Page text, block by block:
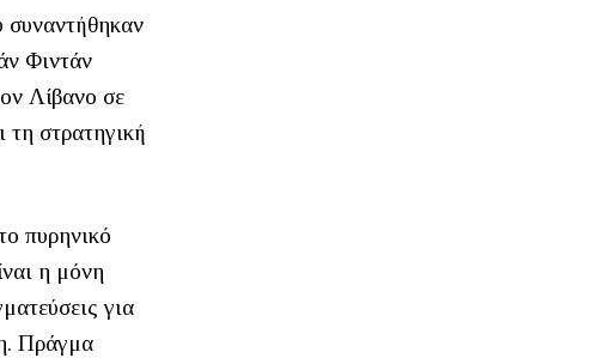
συναντήθηκαν
Φιντάν
Λίβανο σε
τη στρατηγική
πυρηνικό
η μόνη
για
Πράγμα